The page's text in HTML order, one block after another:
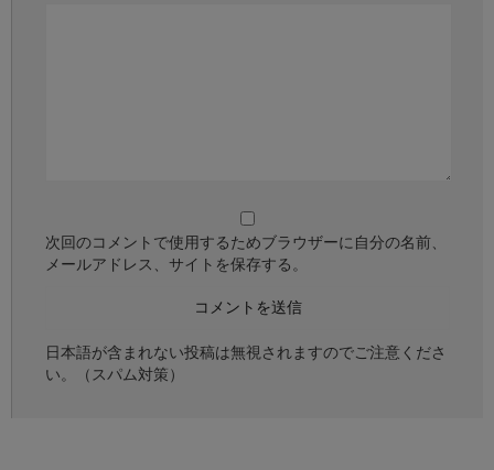
次回のコメントで使用するためブラウザーに自分の名前、
メールアドレス、サイトを保存する。
日本語が含まれない投稿は無視されますのでご注意くださ
い。（スパム対策）